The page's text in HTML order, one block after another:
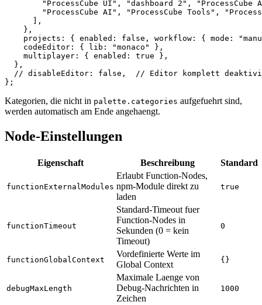
        "ProcessCube UI"
, "dashboard 2" ,
"ProcessCube
        "ProcessCube AI"
, "ProcessCube Tools" ,
      ],
    },
    projects: { enabled:
false , workflow: { mode:
    codeEditor: { lib:
"monaco"
},
    multiplayer: { enabled:
true },
  },
// disableEditor: false,  // Editor komplett
};
Kategorien, die nicht in palette.categories aufgefuehrt sind,
werden automatisch am Ende angehaengt.
Node-Einstellungen
Eigenschaft Beschreibung Standard
functionExternalModules
Erlaubt Function-Nodes,
npm-Module direkt zu
laden
true
functionTimeout
Standard-Timeout fuer
Function-Nodes in
Sekunden (0 = kein
Timeout)
0
functionGlobalContext
Vordefinierte Werte im
Global Context
{}
debugMaxLength
Maximale Laenge von
Debug-Nachrichten in
Zeichen
1000